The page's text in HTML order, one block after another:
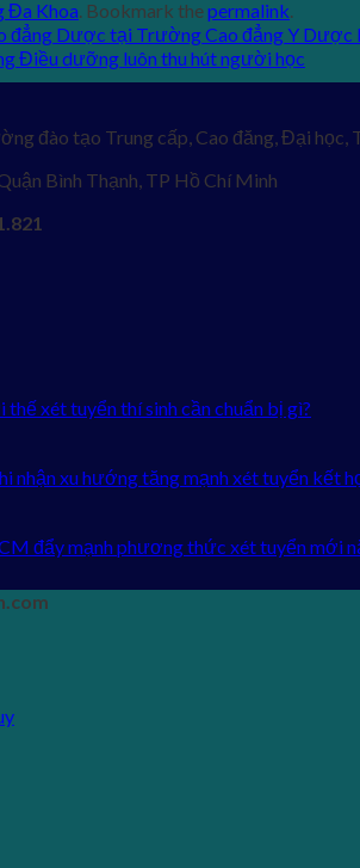
Đa Khoa. Bookmark thepermalink.
đẳng Dược tại Trường Cao đẳng Y Dược
Điều dưỡng luôn thu hút người học
đào tạo Trung cấp, Cao đăng, Đại
Bình Thạnh, TP Hồ Chí Minh
xét tuyển thí sinh cần chuẩn bị gì?
nhận xu hướng tăng mạnh xét tuyển kết
đẩy mạnh phương thức xét tuyển mới